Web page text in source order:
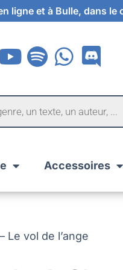
ligne et à Bulle, dans le
Accessoires
Le vol de l’ange